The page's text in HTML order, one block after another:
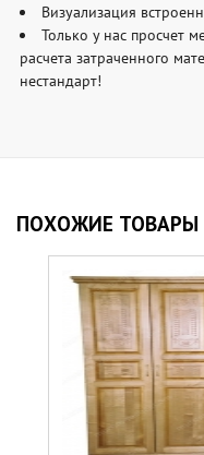
Визуализация
Только у нас просчет
расчета затраченного
нестандарт!
ПОХОЖИЕ ТОВАРЫ